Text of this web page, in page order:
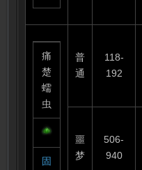
痛
楚
蠕
虫
固
普
通
118-
192
噩
梦
506-
940